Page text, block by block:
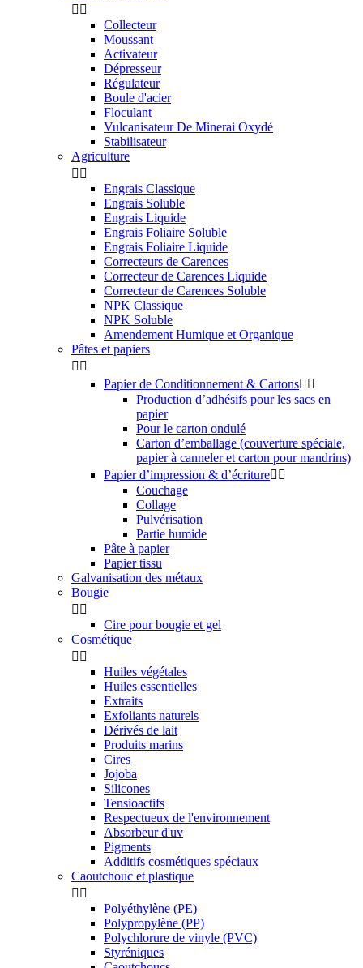
 
Collecteur
Moussant
Activateur
Dépresseur
Régulateur
Boule d'acier
Floculant
Vulcanisateur De Minerai Oxydé
Stabilisateur
Agriculture
 
Engrais Classique
Engrais Soluble
Engrais Liquide
Engrais Foliaire Soluble
Engrais Foliaire Liquide
Correcteurs de Carences
Correcteur de Carences Liquide
Correcteur de Carences Soluble
NPK Classique
NPK Soluble
Amendement Humique et Organique
Pâtes et papiers
 
Papier de Conditionnement & Cartons 
Production d’adhésifs pour les sacs en
papier
Pour le carton ondulé
Carton d’emballage (couverture spéciale,
papier à canneler et carton pour mandrins)
Papier d’impression & d’écriture 
Couchage
Collage
Pulvérisation
Partie humide
Pâte à papier
Papier tissu
Galvanisation des métaux
Bougie
 
Cire pour bougie et gel
Cosmétique
 
Huiles végétales
Huiles essentielles
Extraits
Exfoliants naturels
Dérivés de lait
Produits marins
Cires
Jojoba
Silicones
Tensioactifs
Respectueux de l'environnement
Absorbeur d'uv
Pigments
Additifs cosmétiques spéciaux
Caoutchouc et plastique
 
Polyéthylène (PE)
Polypropylène (PP)
Polychlorure de vinyle (PVC)
Styréniques